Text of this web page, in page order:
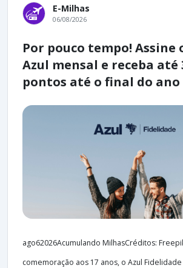
E-Milhas
06/08/2026
Por pouco tempo! Assine
Azul mensal e receba até
pontos até o final do ano
ago62026Acumulando MilhasCréditos:
comemoração aos 17 anos, o Azul